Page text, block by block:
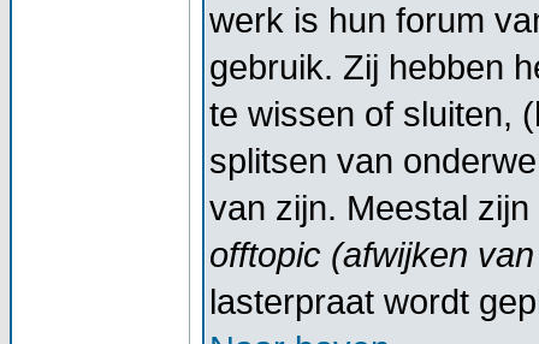
werk is hun forum
gebruik. Zij hebben
te wissen of sluiten,
splitsen van
van zijn. Meestal
offtopic (afwijken
lasterpraat wordt